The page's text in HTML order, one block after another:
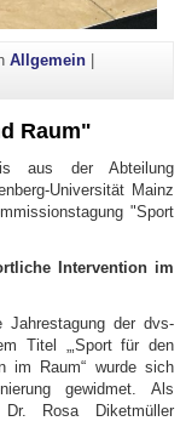
Allgemein|
Raum"
aus der Abteilung
Universität Mainz
"Sport
Intervention im
der dvs-
Titel „‚Sport für den
im Raum“ wurde sich
gewidmet. Als
Dr. Rosa Diketmüller